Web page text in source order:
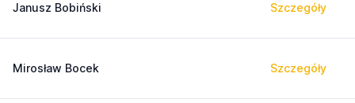
Janusz Bobiński Szczegóły
Mirosław Bocek Szczegóły